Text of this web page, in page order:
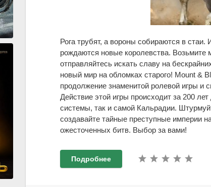
Рога трубят, а вороны собираются в
рождаются новые королевства. Возьмите
отправляйтесь искать славу на
новый мир на обломках старого! Mount &
продолжение знаменитой ролевой игры и
Действие этой игры происходит за 200
системы, так и самой Кальрадии.
создавайте тайные преступные империи
ожесточенных битв. Выбор за вами!
Подробнее